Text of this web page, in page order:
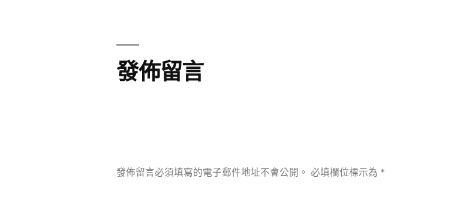
發佈留言
發佈留言必須填寫的電子郵件地址不會公開。 必填欄位標示為 *